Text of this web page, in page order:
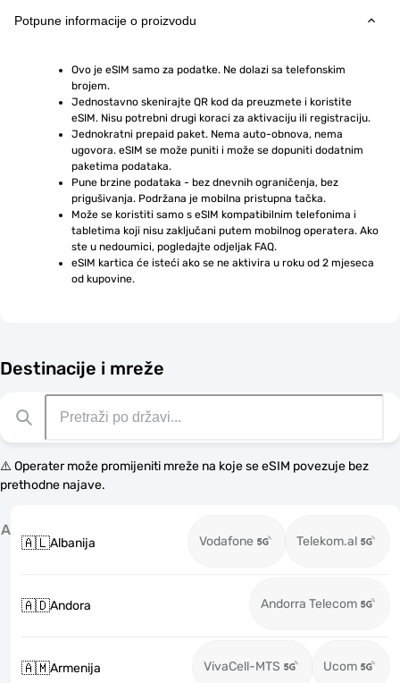
Potpune informacije o proizvodu
Ovo je eSIM samo za podatke. Ne dolazi sa telefonskim
brojem.
Jednostavno skenirajte QR kod da preuzmete i koristite
eSIM. Nisu potrebni drugi koraci za aktivaciju ili registraciju.
Jednokratni prepaid paket. Nema auto-obnova, nema
ugovora. eSIM se može puniti i može se dopuniti dodatnim
paketima podataka.
Pune brzine podataka - bez dnevnih ograničenja, bez
prigušivanja. Podržana je mobilna pristupna tačka.
Može se koristiti samo s eSIM kompatibilnim telefonima i
tabletima koji nisu zaključani putem mobilnog operatera. Ako
ste u nedoumici, pogledajte odjeljak FAQ.
eSIM kartica će isteći ako se ne aktivira u roku od 2 mjeseca
od kupovine.
Destinacije i mreže
⚠️ Operater može promijeniti mreže na koje se eSIM povezuje bez
prethodne najave.
A
🇦🇱Albanija Vodafone Telekom.al
🇦🇩Andora Andorra Telecom
🇦🇲Armenija VivaCell-MTS Ucom